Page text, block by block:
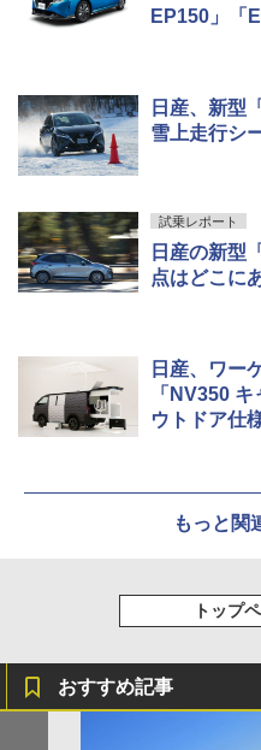
EP150」「
日産、新型
雪上走行シ
試乗レポート
日産の新型
点はどこに
日産、ワー
「NV350
ウトドア仕
もっと関
トップ
おすすめ記事